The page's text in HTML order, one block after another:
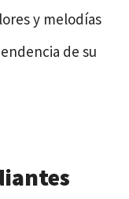
y melodías
de su